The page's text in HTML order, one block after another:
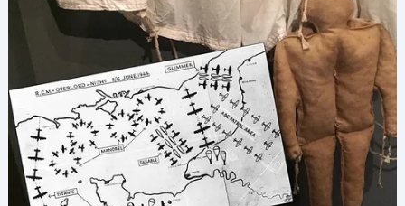
Жизнь полна моментов, когда нужно решить —
постоять за себя или позволить другим
воспользоваться собой. Делать правильный
выбор не всегда легко, но это всегда стоит
того. И кто знает — возможно, из неприятной
ситуации родится нечто по-настоящему
ценное.
Если вам понравилась эта история —